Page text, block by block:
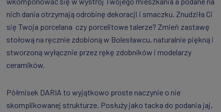
nich dania otrzymają odrobinę dekoracji i smaczku. Znudziła Ci
się Twoja porcelana czy porcelitowe talerze? Zmień zastawę
stołową na ręcznie zdobioną w Bolesławcu, naturalnie piękną i
stworzoną wyłącznie przez rękę zdobników i modelarzy
ceramików.
Półmisek DARIA to wyjątkowo proste naczynie o nie
skomplikowanej strukturze. Posłuży jako tacka do podania jaj,